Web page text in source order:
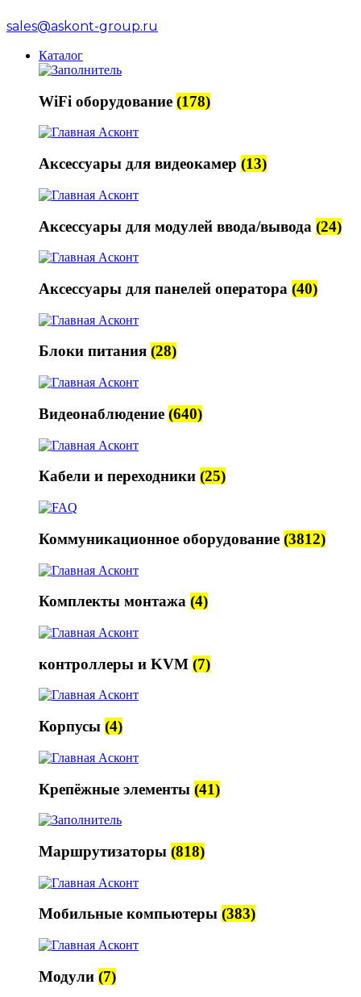
sales@askont-group.ru
Каталог
WiFi оборудование (178)
Аксессуары для видеокамер (13)
Аксессуары для модулей ввода/вывода (24)
Аксессуары для панелей оператора (40)
Блоки питания (28)
Видеонаблюдение (640)
Кабели и переходники (25)
Коммуникационное оборудование (3812)
Комплекты монтажа (4)
контроллеры и KVM (7)
Корпусы (4)
Крепёжные элементы (41)
Маршрутизаторы (818)
Мобильные компьютеры (383)
Модули (7)